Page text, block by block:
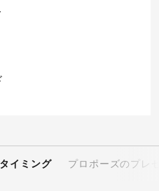
イミング プロポーズのプレ